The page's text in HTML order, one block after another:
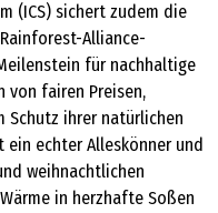
(ICS) sichert zudem die
Alliance-
für nachhaltige
von fairen Preisen,
Schutz ihrer natürlichen
ein echter Alleskönner und
weihnachtlichen
in herzhafte Soßen